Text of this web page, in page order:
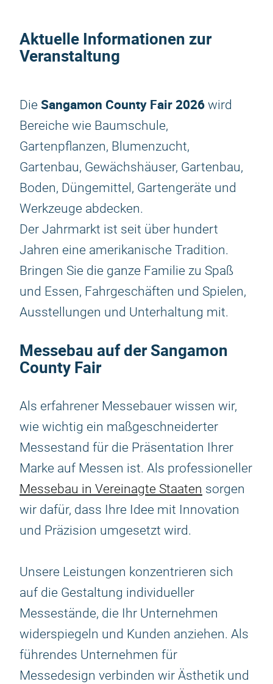
Aktuelle Informationen zur
Veranstaltung
Die Sangamon County Fair 2026 wird
Bereiche wie Baumschule,
Gartenpflanzen, Blumenzucht,
Gartenbau, Gewächshäuser, Gartenbau,
Boden, Düngemittel, Gartengeräte und
Werkzeuge abdecken.
Der Jahrmarkt ist seit über hundert
Jahren eine amerikanische Tradition.
Bringen Sie die ganze Familie zu Spaß
und Essen, Fahrgeschäften und Spielen,
Ausstellungen und Unterhaltung mit.
Messebau auf der Sangamon
County Fair
Als erfahrener Messebauer wissen wir,
wie wichtig ein maßgeschneiderter
Messestand für die Präsentation Ihrer
Marke auf Messen ist. Als professioneller
Messebau in Vereinagte Staaten sorgen
wir dafür, dass Ihre Idee mit Innovation
und Präzision umgesetzt wird.
Unsere Leistungen konzentrieren sich
auf die Gestaltung individueller
Messestände, die Ihr Unternehmen
widerspiegeln und Kunden anziehen. Als
führendes Unternehmen für
Messedesign verbinden wir Ästhetik und